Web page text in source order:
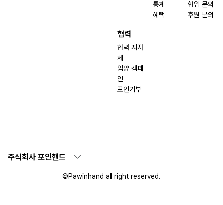
통계
혜택
협업 문의
후원 문의
협력
협력 지자
체
입양 캠페
인
포인기부
주식회사 포인핸드
©Pawinhand all right reserved.